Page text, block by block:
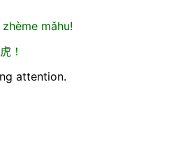
mǎhu!
！
attention.